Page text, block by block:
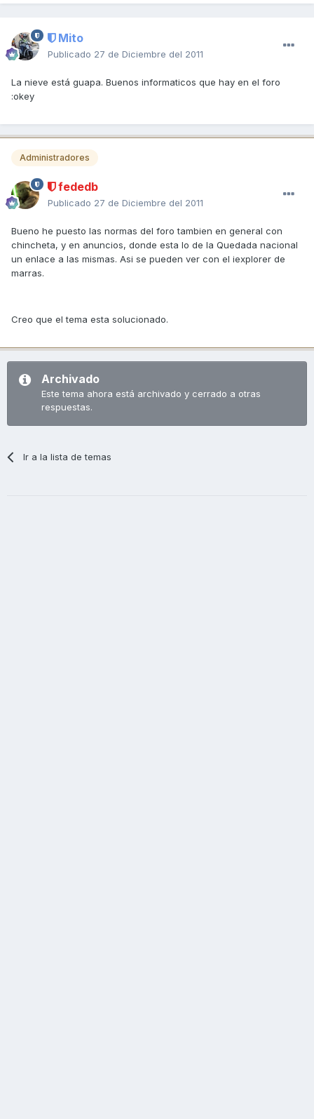
Mito
Publicado 27 de Diciembre del 2011
La nieve está guapa. Buenos informaticos que hay en el foro
:okey
Administradores
fededb
Publicado 27 de Diciembre del 2011
Bueno he puesto las normas del foro tambien en general con
chincheta, y en anuncios, donde esta lo de la Quedada nacional
un enlace a las mismas. Asi se pueden ver con el iexplorer de
marras.
Creo que el tema esta solucionado.
Archivado
Este tema ahora está archivado y cerrado a otras
respuestas.
Ir a la lista de temas